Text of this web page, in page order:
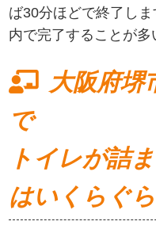
ば30分ほどで終了し
内で完了することが多
大阪府堺
で
トイレが詰
はいくらぐ